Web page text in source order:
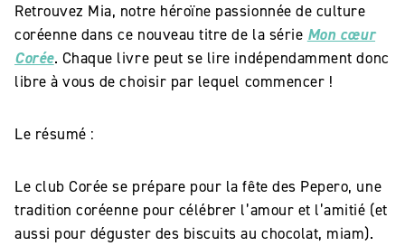
Retrouvez Mia, notre héroïne passionnée de culture
coréenne dans ce nouveau titre de la série Mon cœur
Corée. Chaque livre peut se lire indépendamment donc
libre à vous de choisir par lequel commencer !
Le résumé :
Le club Corée se prépare pour la fête des Pepero, une
tradition coréenne pour célébrer l’amour et l’amitié (et
aussi pour déguster des biscuits au chocolat, miam).